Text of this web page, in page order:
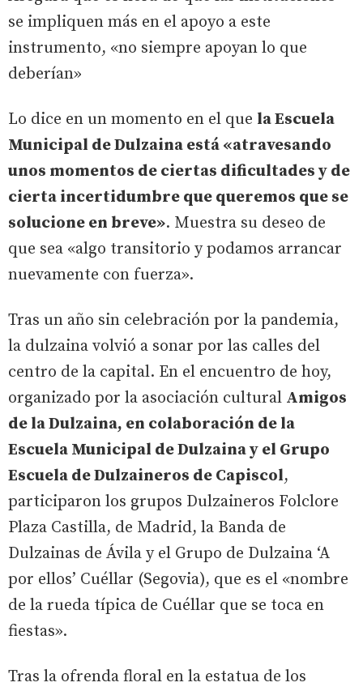
se impliquen más en el apoyo a este
instrumento, «no siempre apoyan lo que
deberían»
Lo dice en un momento en el que la Escuela
Municipal de Dulzaina está «atravesando
unos momentos de ciertas dificultades y de
cierta incertidumbre que queremos que se
solucione en breve». Muestra su deseo de
que sea «algo transitorio y podamos arrancar
nuevamente con fuerza».
Tras un año sin celebración por la pandemia,
la dulzaina volvió a sonar por las calles del
centro de la capital. En el encuentro de hoy,
organizado por la asociación cultural Amigos
de la Dulzaina, en colaboración de la
Escuela Municipal de Dulzaina y el Grupo
Escuela de Dulzaineros de Capiscol,
participaron los grupos Dulzaineros Folclore
Plaza Castilla, de Madrid, la Banda de
Dulzainas de Ávila y el Grupo de Dulzaina ‘A
por ellos’ Cuéllar (Segovia), que es el «nombre
de la rueda típica de Cuéllar que se toca en
fiestas».
Tras la ofrenda floral en la estatua de los